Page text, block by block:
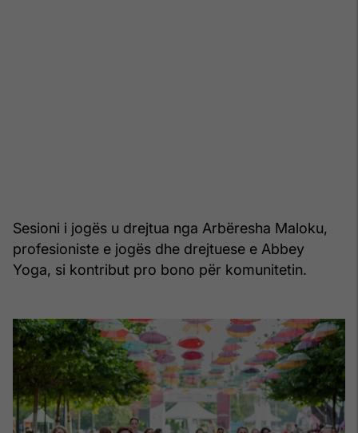
Sesioni i jogës u drejtua nga Arbëresha Maloku,
profesioniste e jogës dhe drejtuese e Abbey
Yoga, si kontribut pro bono për komunitetin.